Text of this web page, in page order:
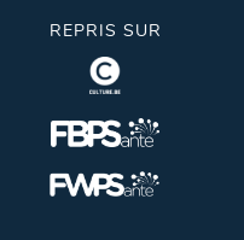
REPRIS SUR